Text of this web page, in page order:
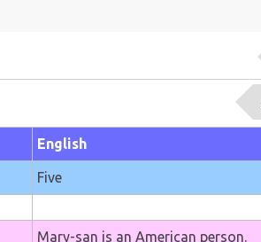
English
Five
Mary-san is an American person.